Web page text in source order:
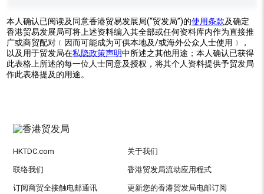
本人确认已阅读及同意香港贸易发展局(“贸发局”)的使用条款及确定
香港贸易发展局可将上述资料编入其全部或任何资料库内作为直接推
广或商贸配对﹝因而可能成为可供本地及/或海外公众人士使用﹞，
以及用于贸发局在私隐政策声明中所述之其他用途；本人确认已获得
此表格上所述的每一位人士同意及授权，将其个人资料提供予贸发局
作此表格提及的用途。
HKTDC.com 关于我们
联络我们 香港贸发局流动应用程式
订阅商贸全接触电邮通讯 更新您的香港贸发局电邮订阅